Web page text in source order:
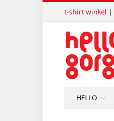
t-shirt winkel |
HELLO